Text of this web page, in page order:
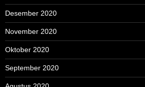
Desember 2020
November 2020
Oktober 2020
September 2020